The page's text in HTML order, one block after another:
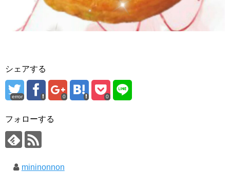
シェアする
error 0 0
フォローする
mininonnon